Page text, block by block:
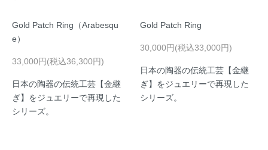
Gold Patch Ring（Arabesqu
e）
33,000円(税込36,300円)
日本の陶器の伝統工芸【金継
ぎ】をジュエリーで再現した
シリーズ。
Gold Patch Ring
30,000円(税込33,000円)
日本の陶器の伝統工芸【金継
ぎ】をジュエリーで再現した
シリーズ。